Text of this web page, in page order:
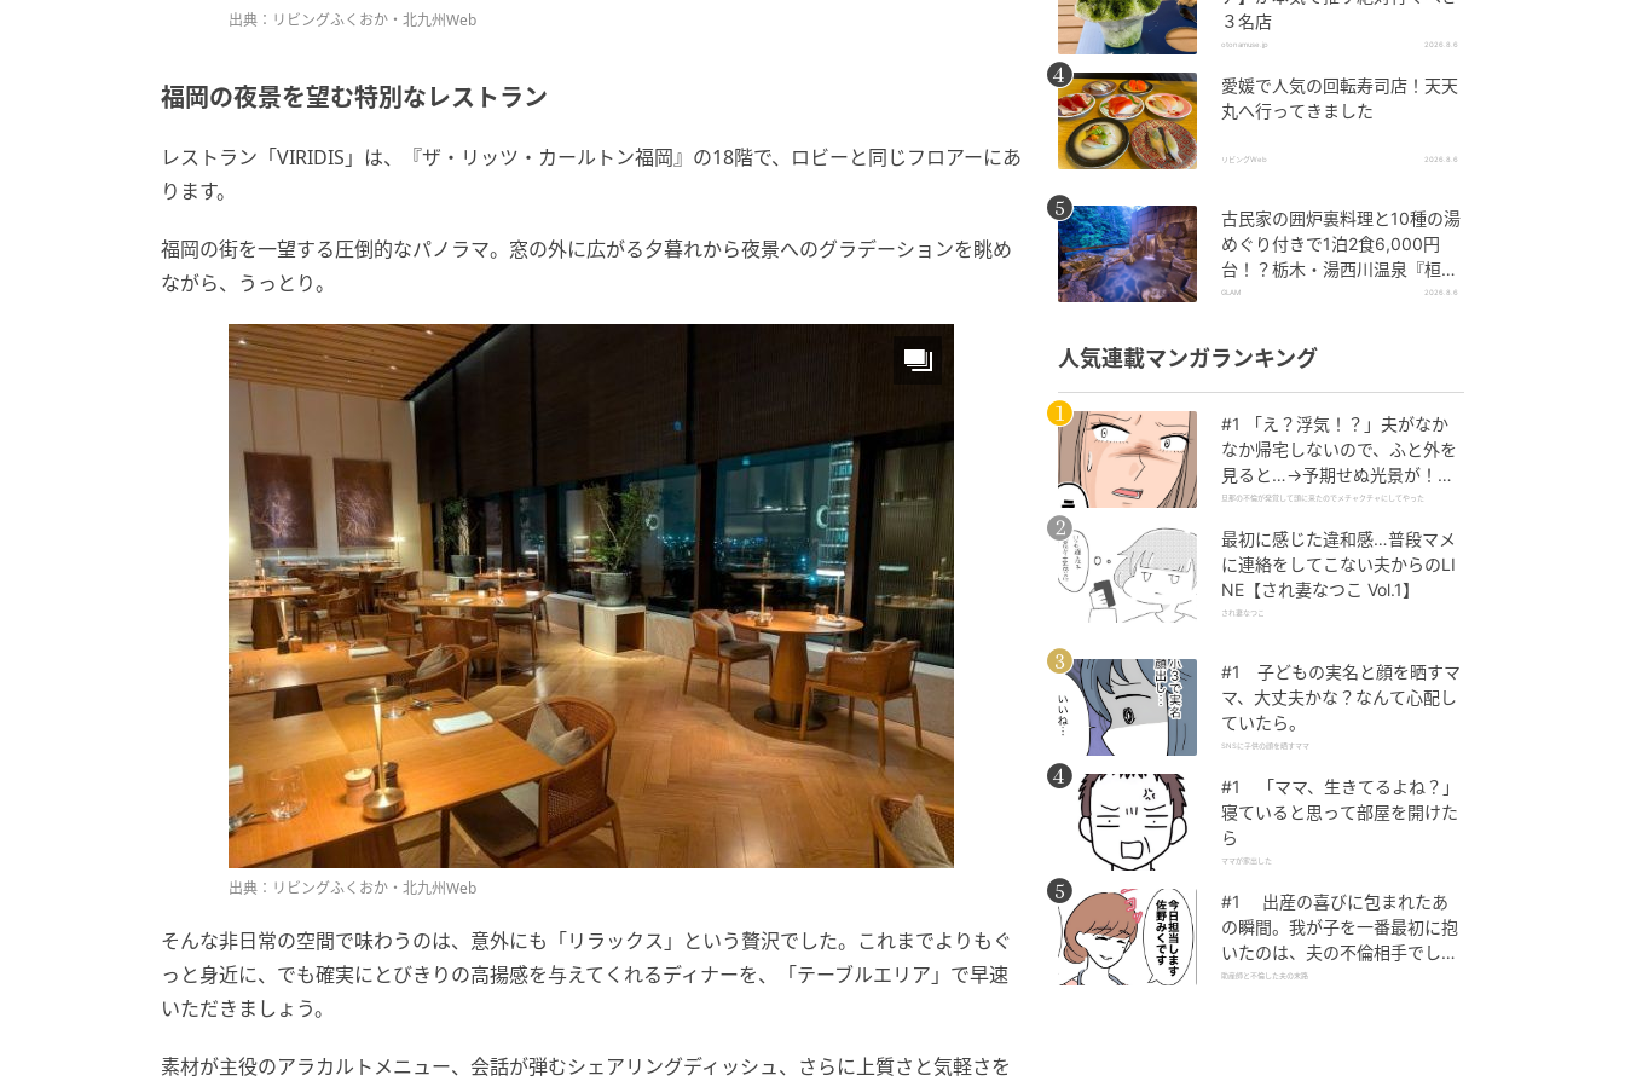
出典：リビングふくおか・北九州Web
福岡の夜景を望む特別なレストラン
レストラン「VIRIDIS」は、『ザ・リッツ・カールトン福岡』の18階で、ロビーと同じフロアーにあ
ります。
福岡の街を一望する圧倒的なパノラマ。窓の外に広がる夕暮れから夜景へのグラデーションを眺め
ながら、うっとり。
出典：リビングふくおか・北九州Web
そんな非日常の空間で味わうのは、意外にも「リラックス」という贅沢でした。これまでよりもぐ
っと身近に、でも確実にとびきりの高揚感を与えてくれるディナーを、「テーブルエリア」で早速
いただきましょう。
素材が主役のアラカルトメニュー、会話が弾むシェアリングディッシュ、さらに上質さと気軽さを
３名店
otonamuse.jp 2026.8.6
愛媛で人気の回転寿司店！天天
丸へ行ってきました
リビングWeb 2026.8.6
古民家の囲炉裏料理と10種の湯
めぐり付きで1泊2食6,000円
台！？栃木・湯西川温泉『桓武
平氏ゆかりの宿 揚羽』で叶う秘
GLAM 2026.8.6
人気連載マンガランキング
#1 「え？浮気！？」夫がなか
なか帰宅しないので、ふと外を
見ると…→予期せぬ光景が！｜
旦那の不倫が発覚して頭に来た
旦那の不倫が発覚して頭に来たのでメチャクチャにしてやった
最初に感じた違和感…普段マメ
に連絡をしてこない夫からのLI
NE【され妻なつこ Vol.1】
され妻なつこ
#1 子どもの実名と顔を晒すマ
マ、大丈夫かな？なんて心配し
ていたら。
SNSに子供の顔を晒すママ
#1 「ママ、生きてるよね？」
寝ていると思って部屋を開けた
ら
ママが家出した
#1 出産の喜びに包まれたあ
の瞬間。我が子を一番最初に抱
いたのは、夫の不倫相手でし
た。
助産師と不倫した夫の末路